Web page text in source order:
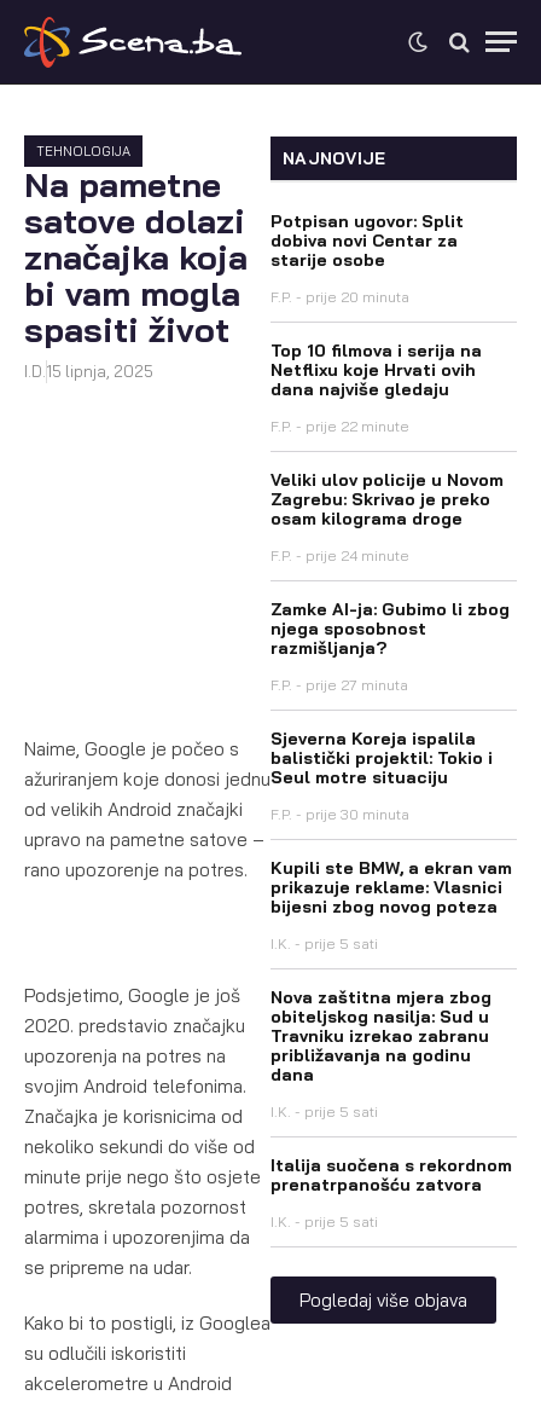
TEHNOLOGIJA
Na pametne
satove dolazi
značajka koja
bi vam mogla
spasiti život
I.D. 15 lipnja, 2025
Naime, Google je počeo s
ažuriranjem koje donosi jednu
od velikih Android značajki
upravo na pametne satove –
rano upozorenje na potres.
Podsjetimo, Google je još
2020. predstavio značajku
upozorenja na potres na
svojim Android telefonima.
Značajka je korisnicima od
nekoliko sekundi do više od
minute prije nego što osjete
potres, skretala pozornost
alarmima i upozorenjima da
se pripreme na udar.
Kako bi to postigli, iz Googlea
su odlučili iskoristiti
akcelerometre u Android
NAJNOVIJE
Potpisan ugovor: Split
dobiva novi Centar za
starije osobe
F.P. prije 20 minuta
Top 10 filmova i serija na
Netflixu koje Hrvati ovih
dana najviše gledaju
F.P. prije 22 minute
Veliki ulov policije u Novom
Zagrebu: Skrivao je preko
osam kilograma droge
F.P. prije 24 minute
Zamke AI-ja: Gubimo li zbog
njega sposobnost
razmišljanja?
F.P. prije 27 minuta
Sjeverna Koreja ispalila
balistički projektil: Tokio i
Seul motre situaciju
F.P. prije 30 minuta
Kupili ste BMW, a ekran vam
prikazuje reklame: Vlasnici
bijesni zbog novog poteza
I.K. prije 5 sati
Nova zaštitna mjera zbog
obiteljskog nasilja: Sud u
Travniku izrekao zabranu
približavanja na godinu
dana
I.K. prije 5 sati
Italija suočena s rekordnom
prenatrpanošću zatvora
I.K. prije 5 sati
Pogledaj više objava